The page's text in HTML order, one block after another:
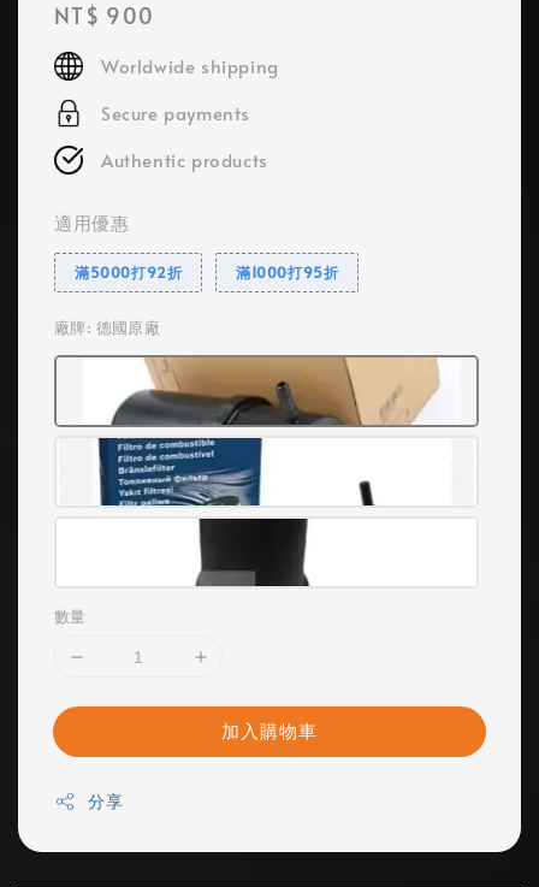
Regular
price
NT$ 900
Worldwide shipping
Secure payments
Authentic products
適用優惠
滿5000打92折 滿1000打95折
廠牌: 德國原廠
數量
加入購物車
分享